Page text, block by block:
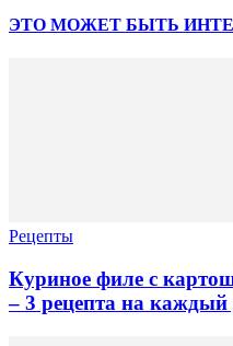
ЭТО МОЖЕТ БЫТЬ
Рецепты
Куриное филе с
– 3 рецепта на каждый